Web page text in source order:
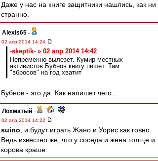
Даже у нас на книге защитники нашлись, как ни
странно.
Alexis65 -
02 апр 2014 14:24
-skeptik- » 02 апр 2014 14:42
Непременно вылезет. Кумир местных
активистов Бубнов книгу пишет. Там
"вбросов" на год хватит
Бубнов - это да. Как напишет чего...
Лохматый -
02 апр 2014 14:22
suino , и будут играть Жано и Уорис как говно.
Ведь известно же, что у соседа и жена толще и
корова краше.